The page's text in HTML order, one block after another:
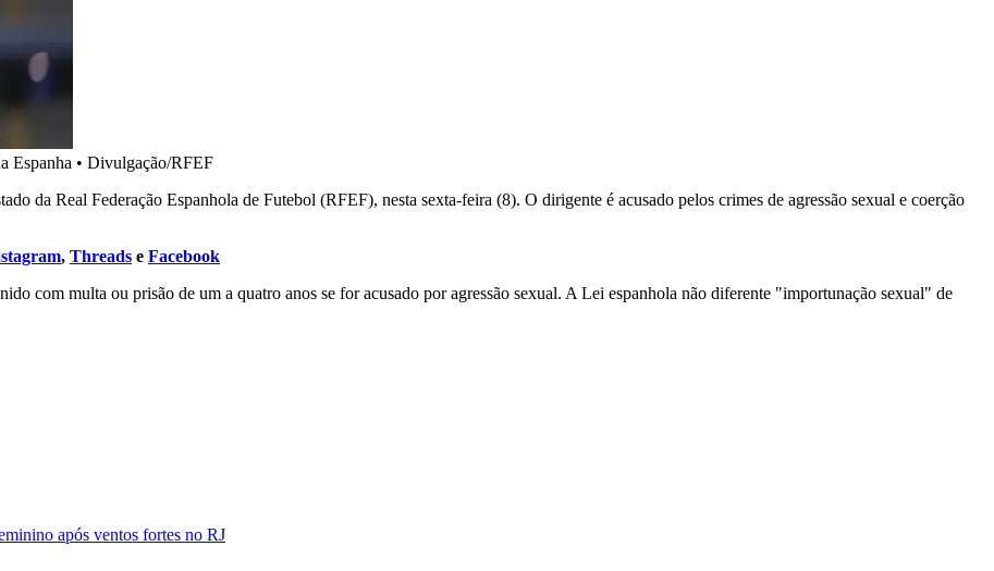
Espanha • Divulgação/RFEF
da Real Federação Espanhola de Futebol (RFEF), nesta sexta-feira (8). O dirigente é acusado pelos crimes de agressão sexual e coerção
, Threads e Facebook
com multa ou prisão de um a quatro anos se for acusado por agressão sexual. A Lei espanhola não diferente "importunação sexual" de
após ventos fortes no RJ